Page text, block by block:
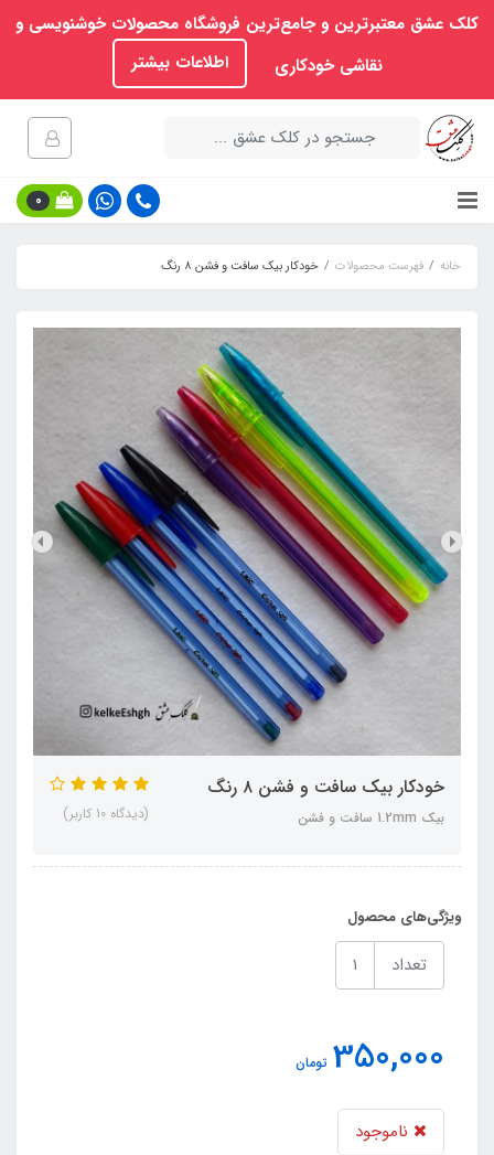
کلک عشق معتبرترین و جامع‌ترین فروشگاه محصولات خوشنویسی و
نقاشی خودکاری
اطلاعات بیشتر
0
خانه فهرست محصولات خودکار بیک سافت و فشن ۸ رنگ
خودکار بیک سافت و فشن ۸ رنگ
بیک 1.2mm سافت و فشن (دیدگاه 10 کاربر)
ویژگی‌های محصول
تعداد
350,000 تومان
ناموجود